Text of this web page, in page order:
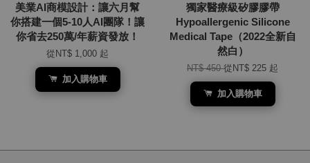
美業AI商模設計：讓六月幫
你搭建一個5-10人AI團隊！讓
你省去250萬/年薪資發放！
從NT$ 1,000 起
加入購物車
獨家醫療級矽膠膠帶
Hypoallergenic Silicone
Medical Tape（2022全新自
然白）
NT$ 450從NT$ 225 起
加入購物車